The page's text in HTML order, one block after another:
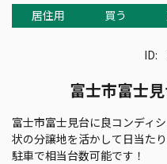
居住用 買う
ID:
富士市富士
富士市富士見台に良コンデ
状の分譲地を活かして日当た
駐車で相当台数可能です！